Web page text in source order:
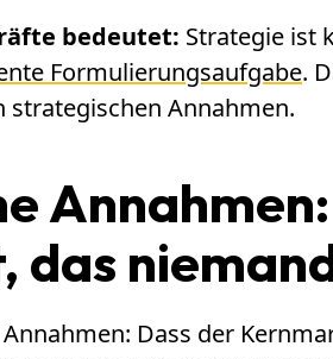
bedeutet: Strategie ist
Formulierungsaufgabe.
Annahmen.
das
Dass der